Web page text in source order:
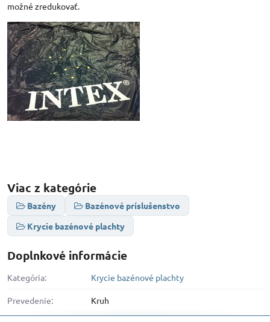
možné zredukovať.
Viac z kategórie
Bazény
Bazénové príslušenstvo
Krycie bazénové plachty
Doplnkové informácie
Kategória: Krycie bazénové plachty
Prevedenie: Kruh